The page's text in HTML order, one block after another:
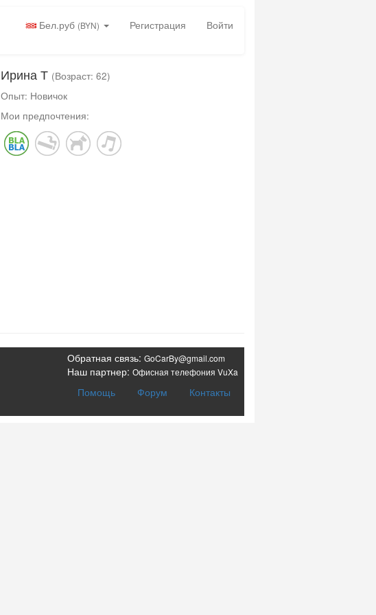
Бел.руб (BYN) Регистрация Войти
Ирина Т (Возраст: 62)
Опыт: Новичок
Мои предпочтения:
Обратная связь: GoCarBy@gmail.com
Наш партнер: Офисная телефония VuXa
Помощь Форум Контакты